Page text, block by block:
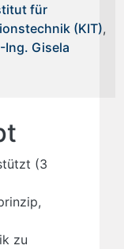
für
(KIT),
Ing. Gisela
(3
zu